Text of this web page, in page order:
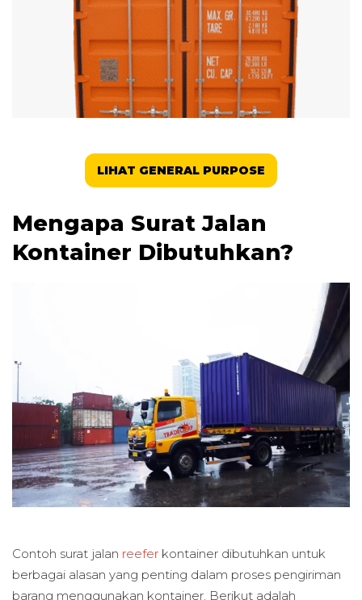
LIHAT GENERAL PURPOSE
Mengapa Surat Jalan
Kontainer Dibutuhkan?
Contoh surat jalan reefer kontainer dibutuhkan untuk
berbagai alasan yang penting dalam proses pengiriman
barang menggunakan kontainer. Berikut adalah